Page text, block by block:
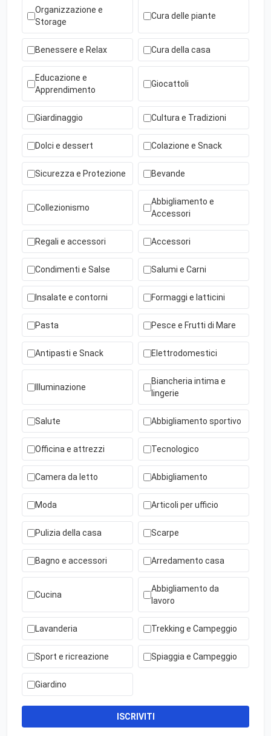
Organizzazione e
Storage
Cura delle piante
Benessere e Relax Cura della casa
Educazione e
Apprendimento
Giocattoli
Giardinaggio Cultura e Tradizioni
Dolci e dessert Colazione e Snack
Sicurezza e Protezione Bevande
Collezionismo
Abbigliamento e
Accessori
Regali e accessori Accessori
Condimenti e Salse Salumi e Carni
Insalate e contorni Formaggi e latticini
Pasta Pesce e Frutti di Mare
Antipasti e Snack Elettrodomestici
Illuminazione
Biancheria intima e
lingerie
Salute Abbigliamento sportivo
Officina e attrezzi Tecnologico
Camera da letto Abbigliamento
Moda Articoli per ufficio
Pulizia della casa Scarpe
Bagno e accessori Arredamento casa
Cucina
Abbigliamento da
lavoro
Lavanderia Trekking e Campeggio
Sport e ricreazione Spiaggia e Campeggio
Giardino
ISCRIVITI